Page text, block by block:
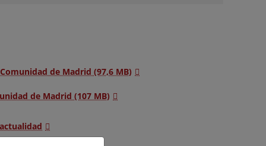
de Madrid (97,6 MB)
de Madrid (107 MB)